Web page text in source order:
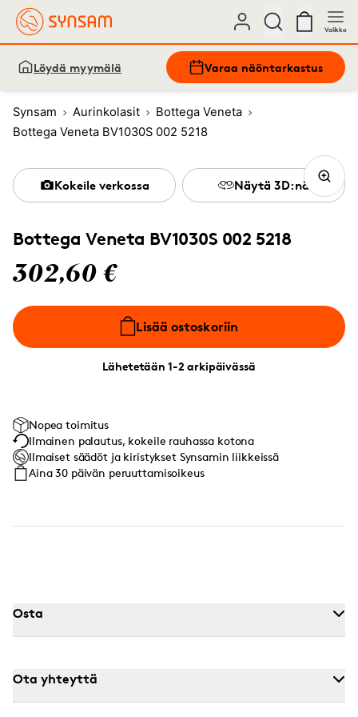
Valikko
Löydä myymälä Varaa näöntarkastus
Synsam Aurinkolasit
Bottega Veneta
Bottega Veneta BV1030S 002 5218
Bottega Veneta BV1030S 002 5218
302,60 €
Lisää ostoskoriin
Lähetetään 1-2 arkipäivässä
Kokeile verkossa Näytä 3D:nä
Nopea toimitus
Ilmainen palautus, kokeile rauhassa kotona
Ilmaiset säädöt ja kiristykset Synsamin liikkeissä
Aina 30 päivän peruuttamisoikeus
Osta
Ota yhteyttä